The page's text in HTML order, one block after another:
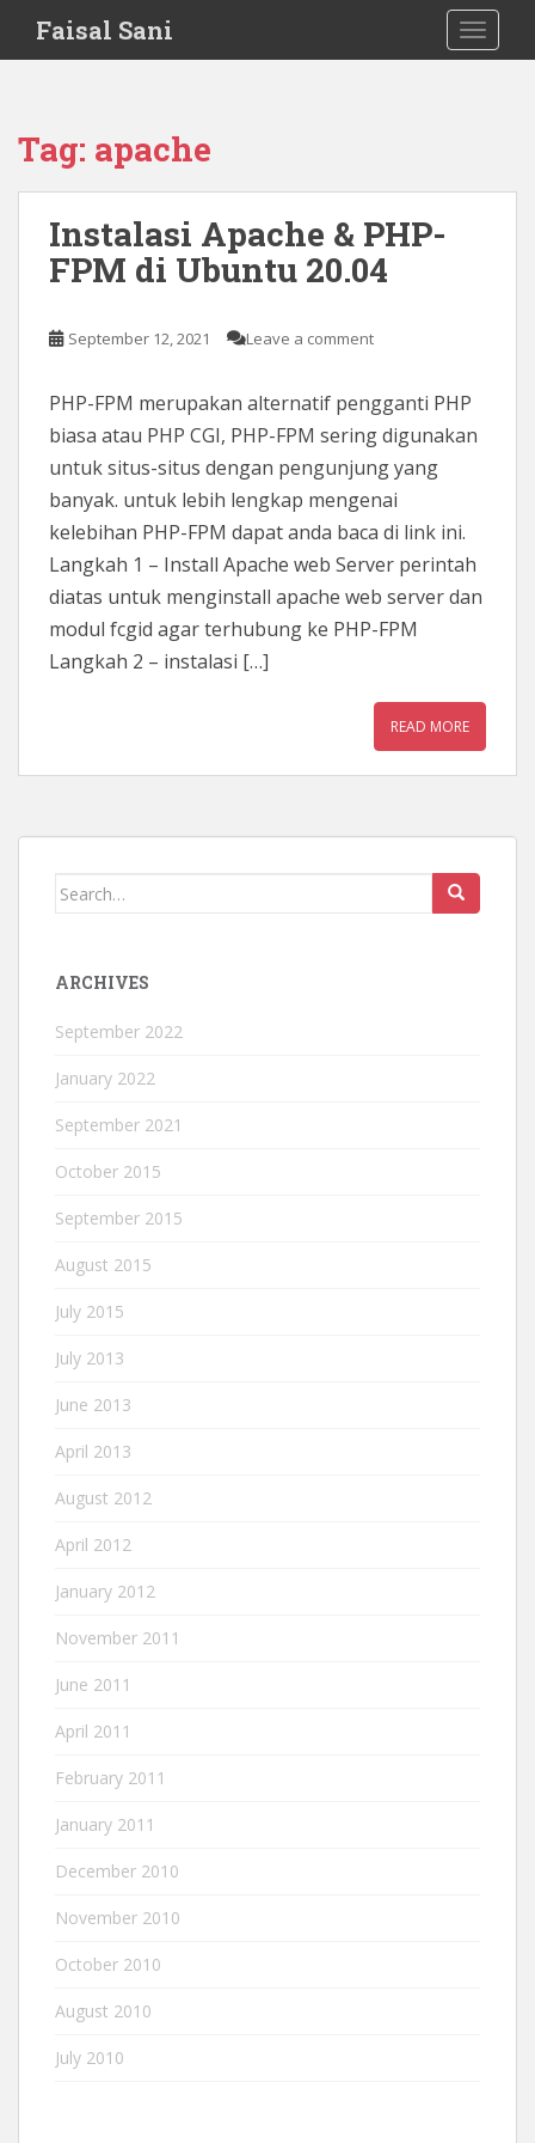
i
Faisal Sani
Tag: apache
Instalasi Apache & PHP-
FPM di Ubuntu 20.04
September 12, 2021 Leave a comment
PHP-FPM merupakan alternatif pengganti PHP
biasa atau PHP CGI, PHP-FPM sering digunakan
untuk situs-situs dengan pengunjung yang
banyak. untuk lebih lengkap mengenai
kelebihan PHP-FPM dapat anda baca di link ini.
Langkah 1 – Install Apache web Server perintah
diatas untuk menginstall apache web server dan
modul fcgid agar terhubung ke PHP-FPM
Langkah 2 – instalasi […]
READ MORE
Search
ARCHIVES
September 2022
January 2022
September 2021
October 2015
September 2015
August 2015
July 2015
July 2013
June 2013
April 2013
August 2012
April 2012
January 2012
November 2011
June 2011
April 2011
February 2011
January 2011
December 2010
November 2010
October 2010
August 2010
July 2010